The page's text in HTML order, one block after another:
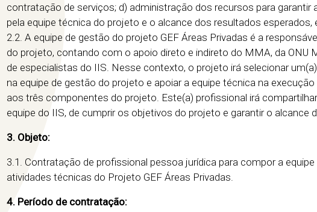
contratação de serviços; d) administração dos recursos para garantir
pela equipe técnica do projeto e o alcance dos resultados esperados,
2.2. A equipe de gestão do projeto GEF Áreas Privadas é a
do projeto, contando com o apoio direto e indireto do MMA, da ONU
de especialistas do IIS. Nesse contexto, o projeto irá selecionar
na equipe de gestão do projeto e apoiar a equipe técnica na
aos três componentes do projeto. Este(a) profissional irá
equipe do IIS, de cumprir os objetivos do projeto e garantir o alcance
3. Objeto:
3.1. Contratação de profissional pessoa jurídica para compor a
atividades técnicas do Projeto GEF Áreas Privadas.
4. Período de contratação: